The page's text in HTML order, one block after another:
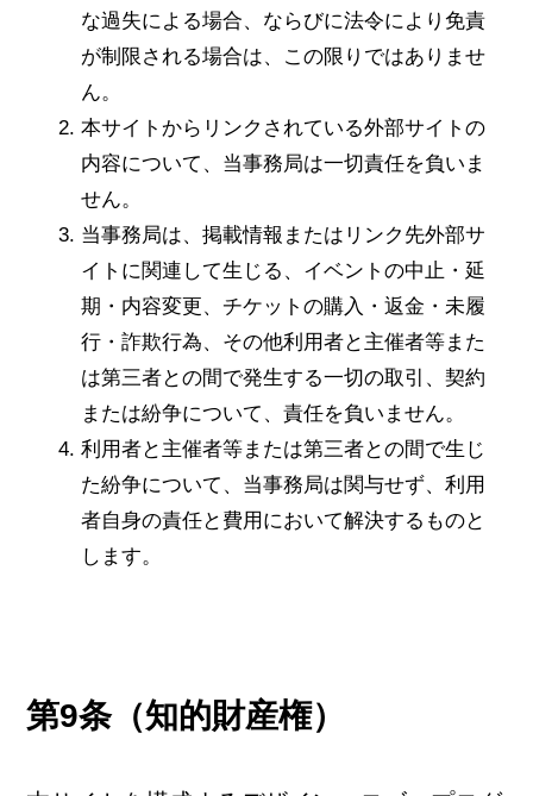
な過失による場合、ならびに法令により免責
が制限される場合は、この限りではありませ
ん。
本サイトからリンクされている外部サイトの
内容について、当事務局は一切責任を負いま
せん。
当事務局は、掲載情報またはリンク先外部サ
イトに関連して生じる、イベントの中止・延
期・内容変更、チケットの購入・返金・未履
行・詐欺行為、その他利用者と主催者等また
は第三者との間で発生する一切の取引、契約
または紛争について、責任を負いません。
利用者と主催者等または第三者との間で生じ
た紛争について、当事務局は関与せず、利用
者自身の責任と費用において解決するものと
します。
第9条（知的財産権）